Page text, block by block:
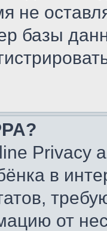
не
базы
Privacy
в
от